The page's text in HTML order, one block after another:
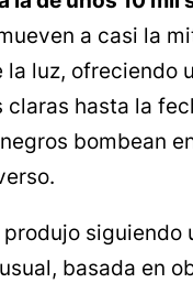
a casi la
luz, ofreciendo
claras hasta la
bombean
produjo siguiendo
basada en